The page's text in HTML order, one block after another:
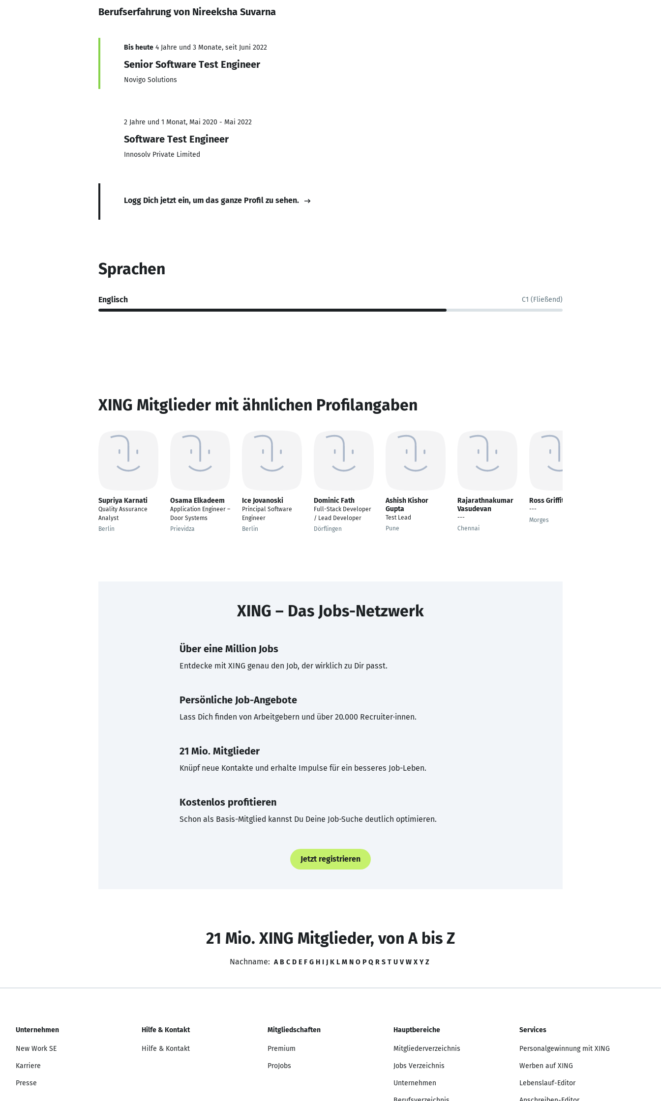
Berufserfahrung von Nireeksha Suvarna
Bis heute 4 Jahre und 3 Monate, seit Juni 2022
Senior Software Test Engineer
Novigo Solutions
2 Jahre und 1 Monat, Mai 2020 - Mai 2022
Software Test Engineer
Innosolv Private Limited
Logg Dich jetzt ein, um das ganze Profil zu sehen.
Sprachen
Englisch C1 (Fließend)
XING Mitglieder mit ähnlichen Profilangaben
Supriya Karnati
Quality Assurance
Analyst
Berlin
Osama Elkadeem
Application Engineer –
Door Systems
Prievidza
Ice Jovanoski
Principal Software
Engineer
Berlin
Dominic Fath
Full-Stack Developer
/ Lead Developer
Dörflingen
Ashish Kishor
Gupta
Test Lead
Pune
Rajarathnakumar
Vasudevan
---
Chennai
Ross Griffiths
---
Morges
XING – Das Jobs-Netzwerk
Über eine Million Jobs
Entdecke mit XING genau den Job, der wirklich zu Dir passt.
Persönliche Job-Angebote
Lass Dich finden von Arbeitgebern und über 20.000 Recruiter·innen.
21 Mio. Mitglieder
Knüpf neue Kontakte und erhalte Impulse für ein besseres Job-Leben.
Kostenlos profitieren
Schon als Basis-Mitglied kannst Du Deine Job-Suche deutlich optimieren.
Jetzt registrieren
21 Mio. XING Mitglieder, von A bis Z
Nachname: A B C D E F G H I J K L M N O P Q R S T U V W X Y Z
Unternehmen
New Work SE
Karriere
Presse
Hilfe & Kontakt
Hilfe & Kontakt
Mitgliedschaften
Premium
ProJobs
Hauptbereiche
Mitgliederverzeichnis
Jobs Verzeichnis
Unternehmen
Services
Personalgewinnung mit XING
Werben auf XING
Lebenslauf-Editor